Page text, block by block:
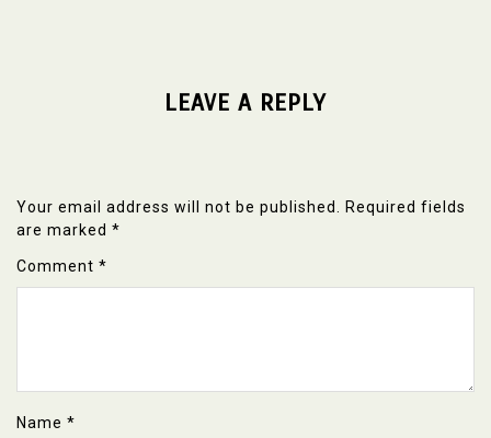
LEAVE A REPLY
Your email address will not be published.
Required fields
are marked *
Comment *
Name *